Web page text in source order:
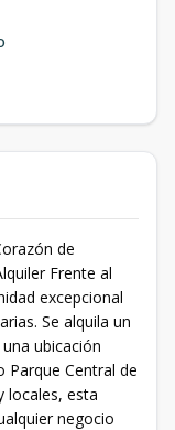
de
Frente al
excepcional
Se alquila un
ubicación
Central de
locales, esta
negocio